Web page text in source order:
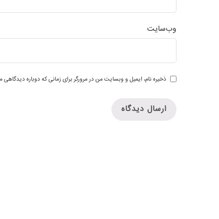
وب‌سایت
ذخیره نام، ایمیل و وبسایت من در مرورگر برای زمانی که دوباره